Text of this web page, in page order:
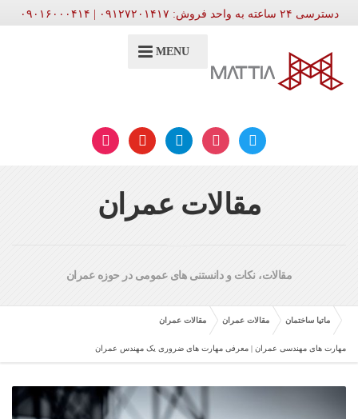
دسترسی ۲۴ ساعته به واحد فروش: ۰۹۱۲۷۲۰۱۴۱۷ | ۰۹۰۱۶۰۰۰۴۱۴
MENU
twitter
instagram
telegram
youtube
aparat
مقالات عمران
مقالات، نکات و دانستنی های عمومی در حوزه عمران
ماتیا ساختمان مقالات عمران مقالات عمران
مهارت های مهندسی عمران | معرفی مهارت های ضروری یک مهندس عمران